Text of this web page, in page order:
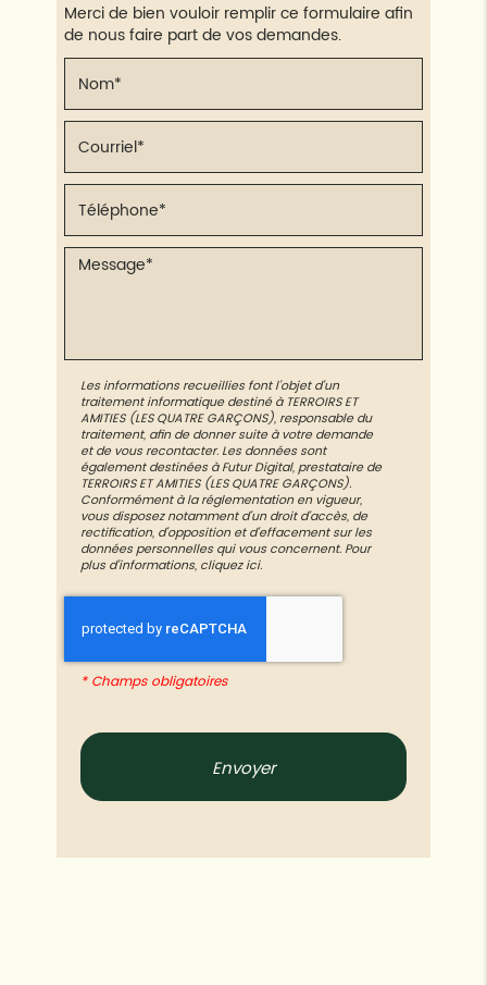
Merci de bien vouloir remplir ce formulaire afin
de nous faire part de vos demandes.
Les informations recueillies font l’objet d’un
traitement informatique destiné àTERROIRS ET
AMITIES (LES QUATRE GARÇONS), responsable du
traitement, afin de donner suite à votre demande
et de vous recontacter. Les données sont
également destinées à Futur Digital, prestataire de
TERROIRS ET AMITIES (LES QUATRE GARÇONS).
Conformément à la réglementation en vigueur,
vous disposez notamment d'un droit d'accès, de
rectification, d'opposition et d'effacement sur les
données personnelles qui vous concernent. Pour
plus d’informations, cliquezici.
* Champs obligatoires